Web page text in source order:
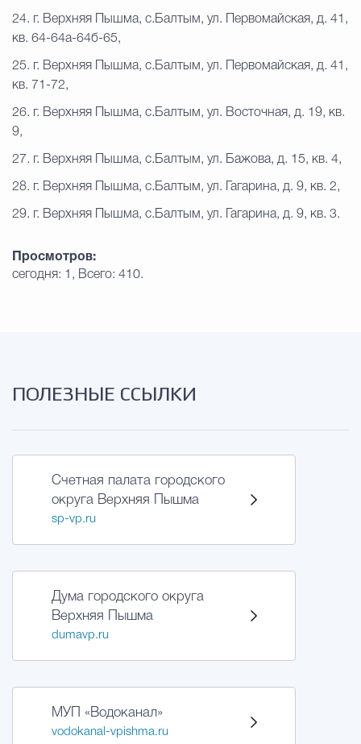
24. г. Верхняя Пышма, с.Балтым, ул. Первомайская, д. 41,
кв. 64-64а-64б-65,
25. г. Верхняя Пышма, с.Балтым, ул. Первомайская, д. 41,
кв. 71-72,
26. г. Верхняя Пышма, с.Балтым, ул. Восточная, д. 19, кв.
9,
27. г. Верхняя Пышма, с.Балтым, ул. Бажова, д. 15, кв. 4,
28. г. Верхняя Пышма, с.Балтым, ул. Гагарина, д. 9, кв. 2,
29. г. Верхняя Пышма, с.Балтым, ул. Гагарина, д. 9, кв. 3.
Просмотров:
сегодня: 1, Всего: 410.
ПОЛЕЗНЫЕ ССЫЛКИ
Счетная палата городского
округа Верхняя Пышма
sp-vp.ru
Дума городского округа
Верхняя Пышма
dumavp.ru
МУП «Водоканал»
vodokanal-vpishma.ru